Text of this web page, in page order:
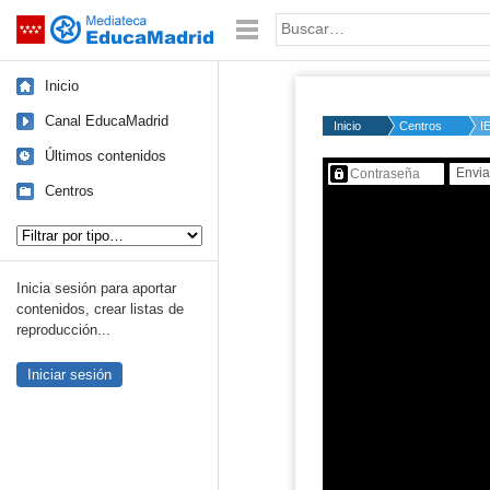
Saltar navegación Palabra o frase:
Inicio
Canal EducaMadrid
Últimos contenidos
Centros
Inicia sesión para aportar
contenidos, crear listas de
reproducción...
Iniciar sesión
Inicio Centros
Contenido protegido…